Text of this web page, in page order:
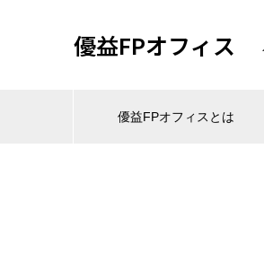
優益FPオフィス
優益FPオフィスとは